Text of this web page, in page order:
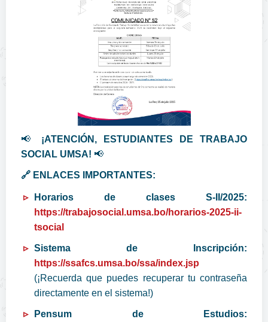
📢 ¡ATENCIÓN, ESTUDIANTES DE TRABAJO
SOCIAL UMSA! 📢
🔗 ENLACES IMPORTANTES:
Horarios de clases S-II/2025:
https://trabajosocial.umsa.bo/horarios-2025-ii-
tsocial
Sistema de Inscripción:
https://ssafcs.umsa.bo/ssa/index.jsp
(¡Recuerda que puedes recuperar tu contraseña
directamente en el sistema!)
Pensum de Estudios: